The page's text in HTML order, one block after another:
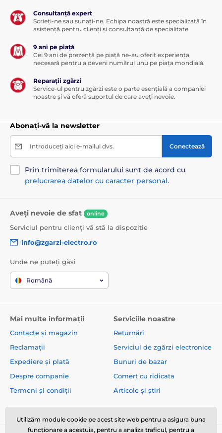
Consultanță expert
Scrieți-ne sau sunați-ne. Echipa noastră este specializată în
asistență pentru clienți și consultanță de specialitate.
9 ani pe piață
Cei 9 ani de prezență pe piață ne-au oferit experiența
necesară pentru a deveni numărul unu pe piața mondială.
Reparații zgărzi
Service-ul pentru zgărzi este o parte esențială a companiei
noastre și vă oferă suportul de care aveți nevoie.
Abonați-vă la newsletter
Introduceți aici e-mailul dvs. Conectează
Prin trimiterea formularului sunt de acord cu
prelucrarea datelor cu caracter personal.
Aveți nevoie de sfat online
Serviciul pentru clienți vă stă la dispoziție
info@zgarzi-electro.ro
Unde ne puteți găsi
Română
Mai multe informații
Contacte și magazin
Reclamații
Expediere și plată
Despre companie
Termeni și condiții
Serviciile noastre
Returnări
Serviciul de zgărzi electronice
Bunuri de bazar
Comerț cu ridicata
Articole și știri
Utilizăm module cookie pe acest site web pentru a asigura buna
funcționare a acestuia, pentru a analiza traficul, pentru a